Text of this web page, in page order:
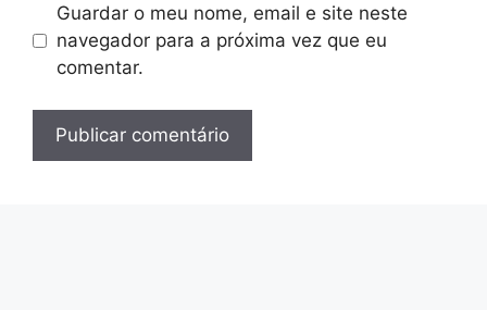
Guardar o meu nome, email e site neste
navegador para a próxima vez que eu
comentar.